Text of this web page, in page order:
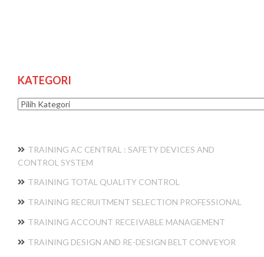
KATEGORI
Kategori
TRAINING AC CENTRAL : SAFETY DEVICES AND
CONTROL SYSTEM
TRAINING TOTAL QUALITY CONTROL
TRAINING RECRUITMENT SELECTION PROFESSIONAL
TRAINING ACCOUNT RECEIVABLE MANAGEMENT
TRAINING DESIGN AND RE-DESIGN BELT CONVEYOR